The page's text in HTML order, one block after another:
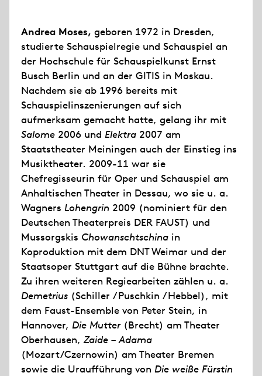
Andrea Moses, geboren 1972 in Dresden,
studierte Schauspielregie und Schauspiel an
der Hochschule für Schauspielkunst Ernst
Busch Berlin und an der GITIS in Moskau.
Nachdem sie ab 1996 bereits mit
Schauspielinszenierungen auf sich
aufmerksam gemacht hatte, gelang ihr mit
Salome 2006 und Elektra 2007 am
Staatstheater Meiningen auch der Einstieg ins
Musiktheater. 2009-11 war sie
Chefregisseurin für Oper und Schauspiel am
Anhaltischen Theater in Dessau, wo sie u. a.
Wagners Lohengrin 2009 (nominiert für den
Deutschen Theaterpreis DER FAUST) und
Mussorgskis Chowanschtschina in
Koproduktion mit dem DNT Weimar und der
Staatsoper Stuttgart auf die Bühne brachte.
Zu ihren weiteren Regiearbeiten zählen u. a.
Demetrius (Schiller / Puschkin / Hebbel), mit
dem Faust-Ensemble von Peter Stein, in
Hannover, Die Mutter(Brecht) am Theater
Oberhausen,Zaide – Adama
(Mozart/Czernowin) am Theater Bremen
sowie die Uraufführung von Die weiße Fürstin